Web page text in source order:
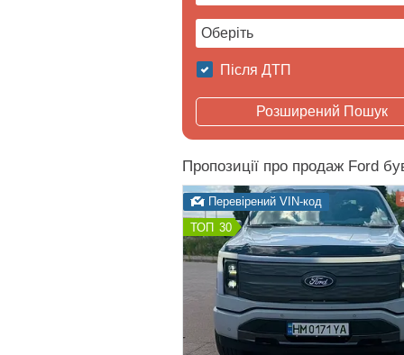
Після ДТП
Розширений Пошук
Пропозиції про продаж Ford
Перевірений VIN-код
30